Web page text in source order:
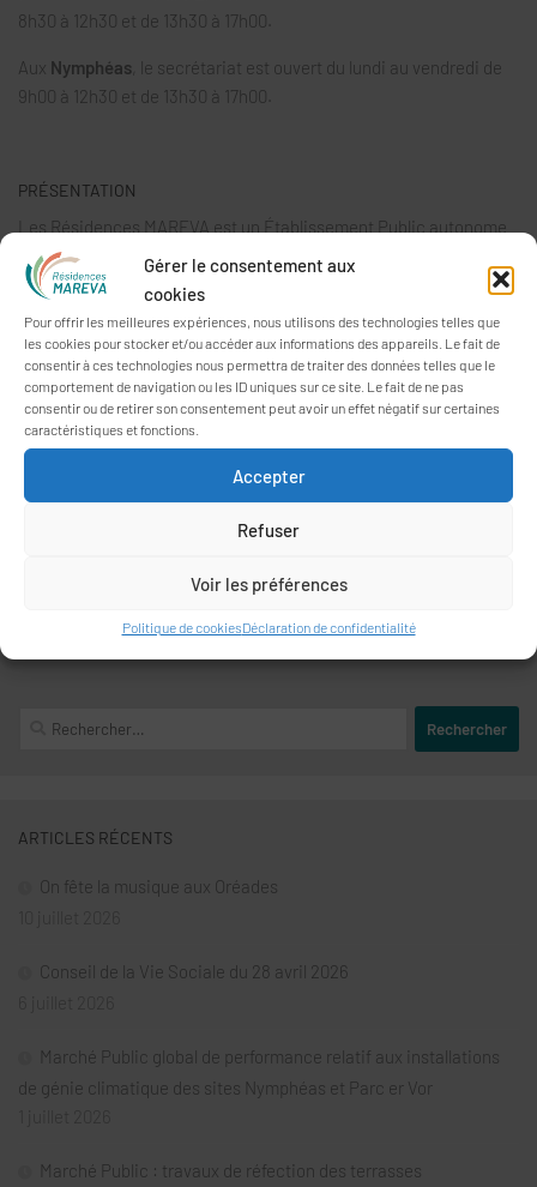
Gérer le consentement aux
cookies
Pour offrir les meilleures expériences, nous utilisons des technologies telles que
les cookies pour stocker et/ou accéder aux informations des appareils. Le fait de
consentir à ces technologies nous permettra de traiter des données telles que le
comportement de navigation ou les ID uniques sur ce site. Le fait de ne pas
consentir ou de retirer son consentement peut avoir un effet négatif sur certaines
caractéristiques et fonctions.
Accepter
Refuser
Voir les préférences
Politique de cookiesDéclaration de confidentialité
8h30 à 12h30 et de 13h30 à 17h00.
Aux Nymphéas , le secrétariat est ouvert du lundi au vendredi de
9h00 à 12h30 et de 13h30 à 17h00.
PRÉSENTATION
Les Résidences MAREVA est un Établissement Public autonome
comptant quatre EHPAD répartis sur Vannes et Meucon dans le
Morbihan.
Ces structures à taille humaine donnent la part belle à l’animation
et sont concentrées sur le projet de vie des personnes
accueillies.
Rechercher :
ARTICLES RÉCENTS
On fête la musique aux Oréades
Conseil de la Vie Sociale du 28 avril 2026
Marché Public global de performance relatif aux installations
de génie climatique des sites Nymphéas et Parc er Vor
Marché Public : travaux de réfection des terrasses